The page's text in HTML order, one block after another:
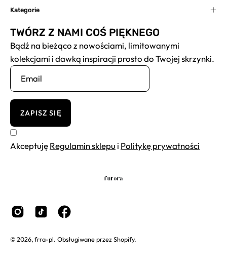
Kategorie
TWÓRZ Z NAMI COŚ PIĘKNEGO
Bądź na bieżąco z nowościami, limitowanymi
kolekcjami i dawką inspiracji prosto do Twojej skrzynki.
ZAPISZ SIĘ
AkceptujęRegulamin sklepu i Politykę prywatności
© 2026,frra-pl. Obsługiwane przezShopify.